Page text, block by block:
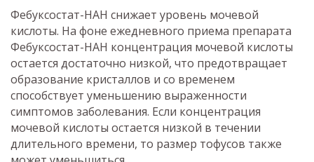
Фебуксостат-НАН снижает уровень мочевой
кислоты. На фоне ежедневного приема препарата
Фебуксостат-НАН концентрация мочевой кислоты
остается достаточно низкой, что предотвращает
образование кристаллов и со временем
способствует уменьшению выраженности
симптомов заболевания. Если концентрация
мочевой кислоты остается низкой в течении
длительного времени, то размер тофусов также